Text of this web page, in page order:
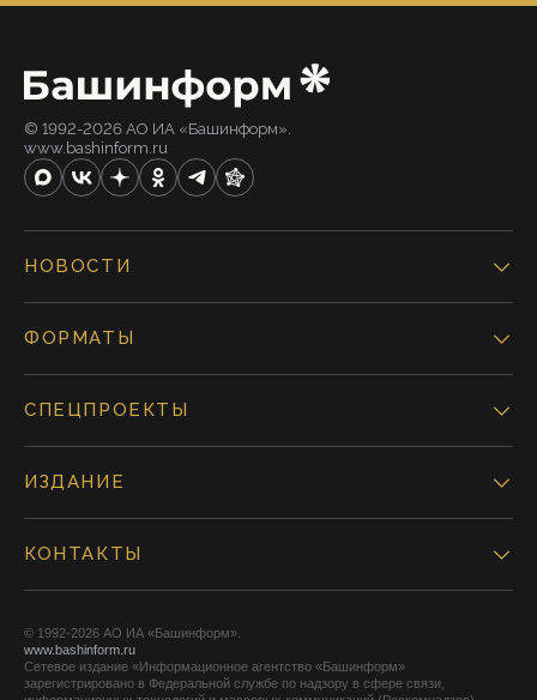
© 1992-2026 АО ИА «Башинформ».
www.bashinform.ru
НОВОСТИ
ФОРМАТЫ
СПЕЦПРОЕКТЫ
ИЗДАНИЕ
КОНТАКТЫ
© 1992-2026 АО ИА «Башинформ».
www.bashinform.ru
Сетевое издание «Информационное агентство «Башинформ»
зарегистрировано в Федеральной службе по надзору в сфере связи,